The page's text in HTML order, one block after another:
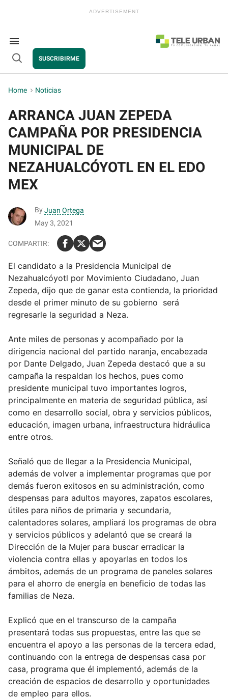
Search
&
Section
Navigation
Open
SUSCRIBIRME
Home > Noticias
ARRANCA JUAN ZEPEDA
CAMPAÑA POR PRESIDENCIA
MUNICIPAL DE
NEZAHUALCÓYOTL EN EL EDO
MEX
By Juan Ortega
May 3, 2021
El candidato a la Presidencia Municipal de
Nezahualcóyotl por Movimiento Ciudadano, Juan
Zepeda, dijo que de ganar esta contienda, la prioridad
desde el primer minuto de su gobierno será
regresarle la seguridad a Neza.
Ante miles de personas y acompañado por la
dirigencia nacional del partido naranja, encabezada
por Dante Delgado, Juan Zepeda destacó que a su
campaña la respaldan los hechos, pues como
presidente municipal tuvo importantes logros,
principalmente en materia de seguridad pública, así
como en desarrollo social, obra y servicios públicos,
educación, imagen urbana, infraestructura hidráulica
entre otros.
Señaló que de llegar a la Presidencia Municipal,
además de volver a implementar programas que por
demás fueron exitosos en su administración, como
despensas para adultos mayores, zapatos escolares,
útiles para niños de primaria y secundaria,
calentadores solares, ampliará los programas de obra
y servicios públicos y adelantó que se creará la
Dirección de la Mujer para buscar erradicar la
violencia contra ellas y apoyarlas en todos los
ámbitos, además de un programa de paneles solares
para el ahorro de energía en beneficio de todas las
familias de Neza.
Explicó que en el transcurso de la campaña
presentará todas sus propuestas, entre las que se
encuentra el apoyo a las personas de la tercera edad,
continuando con la entrega de despensas casa por
casa, programa que él implementó, además de la
creación de espacios de desarrollo y oportunidades
de empleo para ellos.